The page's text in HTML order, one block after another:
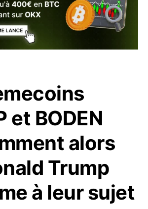
et BODEN
alors
Trump
à leur sujet